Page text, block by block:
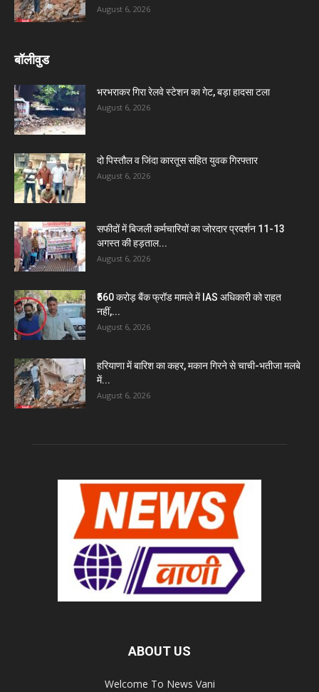
August 6, 2026
बॉलीवुड
भरभराकर गिरा रेलवे स्टेशन का गेट, बड़ा हादसा टला
August 6, 2026
दो पिस्तौल व जिंदा कारतूस सहित युवक गिरफ्तार
August 6, 2026
सफीदों में बिजली कर्मचारियों का जोरदार प्रदर्शन 11-13
अगस्त की हड़ताल...
August 6, 2026
₹560 करोड़ बैंक फ्रॉड मामले में IAS अधिकारी को राहत
नहीं,...
August 6, 2026
हरियाणा में बारिश का कहर, मकान गिरने से चाची-भतीजा मलबे
में...
August 6, 2026
ABOUT US
Welcome To News Vani